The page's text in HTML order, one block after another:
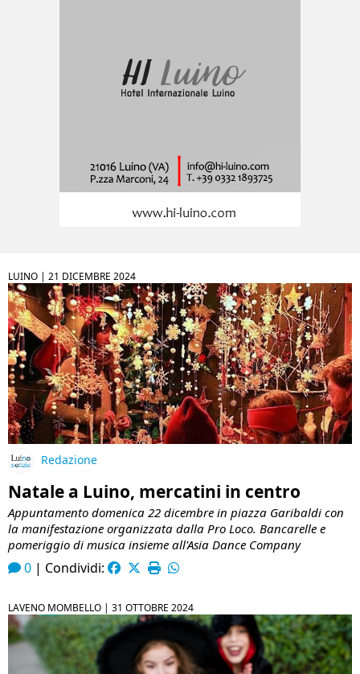
LUINO | 21 DICEMBRE 2024
Redazione
Natale a Luino, mercatini in centro
Appuntamento domenica 22 dicembre in piazza Garibaldi con
la manifestazione organizzata dalla Pro Loco. Bancarelle e
pomeriggio di musica insieme all'Asia Dance Company
0 | Condividi:
LAVENO MOMBELLO | 31 OTTOBRE 2024